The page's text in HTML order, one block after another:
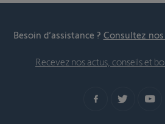
Besoin d’assistance ? Consultez
Recevez nos actus, conseils et